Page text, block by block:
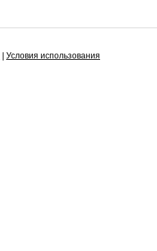
Условия использования